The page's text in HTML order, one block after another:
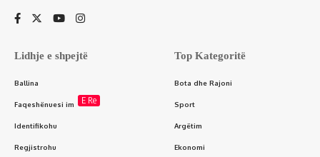
Lidhje e shpejtë
Ballina
Faqeshënuesi im E Re
Identifikohu
Regjistrohu
Top Kategoritë
Bota dhe Rajoni
Sport
Argëtim
Ekonomi